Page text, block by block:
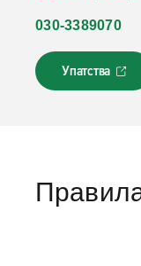
030-3389070
Упатства
Л
и
е